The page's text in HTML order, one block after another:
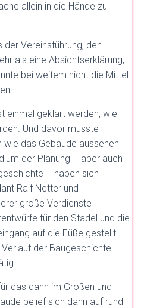
allein in die Hände zu
Vereinsführung, den
als eine Absichtserklärung,
bei weitem nicht die Mittel
einmal geklärt werden, wie
Und davor musste
das Gebäude aussehen
der Planung – aber auch
– haben sich
Ralf Netter und
große Verdienste
für den Stadel und die
auf die Füße gestellt
der Baugeschichte
das dann im Großen und
belief sich dann auf rund